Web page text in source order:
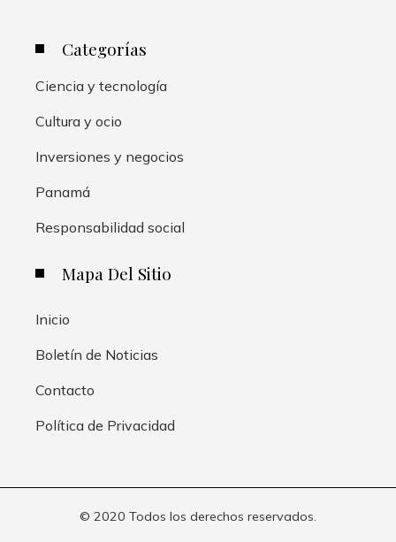
Categorías
Ciencia y tecnología
Cultura y ocio
Inversiones y negocios
Panamá
Responsabilidad social
Mapa Del Sitio
Inicio
Boletín de Noticias
Contacto
Política de Privacidad
© 2020 Todos los derechos reservados.